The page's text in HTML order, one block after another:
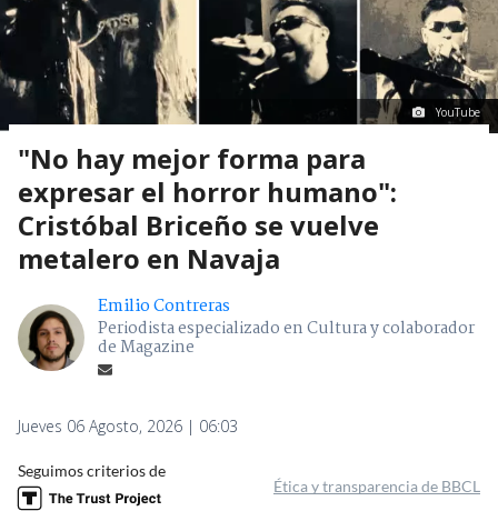
YouTube
"No hay mejor forma para
expresar el horror humano":
Cristóbal Briceño se vuelve
metalero en Navaja
Emilio Contreras
Periodista especializado en Cultura y colaborador
de Magazine
Jueves 06 Agosto, 2026 | 06:03
Seguimos criterios de
Ética y transparencia de BBCL